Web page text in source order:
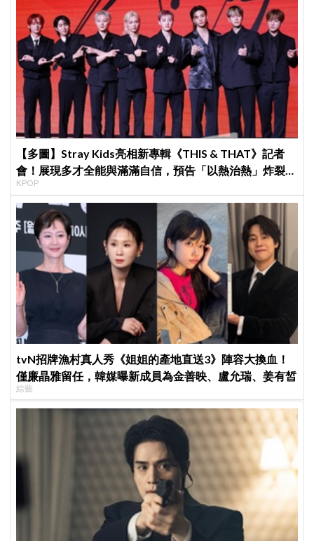
【多圖】Stray Kids亮相新專輯《THIS & THAT》記者
會！展現多才全能與滿滿自信，預告「以熱治熱」炸裂夏
日音樂圈
KPOP
tvN招牌漁村真人秀《姐姐的產地直送3》陣容大換血！
僅廉晶雅留任，韓媒曝新成員為金善映、盧允瑞、姜有皙
綜藝